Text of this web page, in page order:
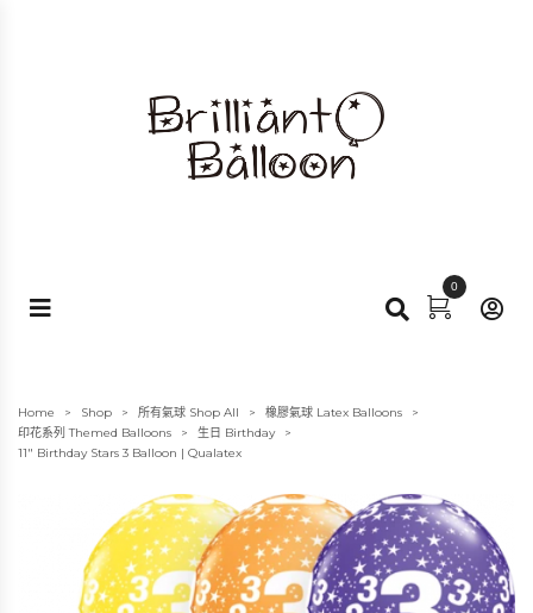
0
Home > Shop > 所有氣球 Shop All > 橡膠氣球 Latex Balloons >
印花系列 Themed Balloons > 生日 Birthday >
11″ Birthday Stars 3 Balloon | Qualatex